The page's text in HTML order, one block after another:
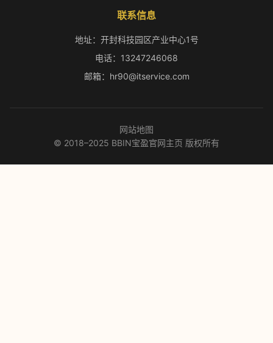
联系信息
地址：开封科技园区产业中心1号
电话：13247246068
邮箱：hr90@itservice.com
网站地图
© 2018–2025 BBIN宝盈官网主页 版权所有